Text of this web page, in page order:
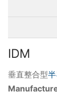
IDM
垂直整合型